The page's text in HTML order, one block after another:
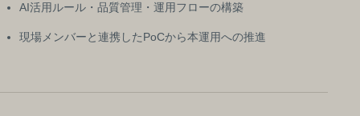
AI活用ルール・品質管理・運用フローの構築
現場メンバーと連携したPoCから本運用への推進